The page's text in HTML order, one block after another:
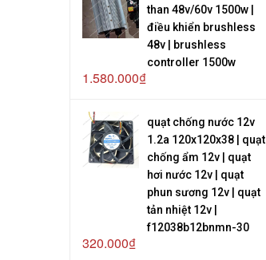
than 48v/60v 1500w |
điều khiển brushless
48v | brushless
controller 1500w
1.580.000₫
quạt chống nước 12v
1.2a 120x120x38 | quạt
chống ẩm 12v | quạt
hơi nước 12v | quạt
phun sương 12v | quạt
tản nhiệt 12v |
f12038b12bnmn-30
320.000₫